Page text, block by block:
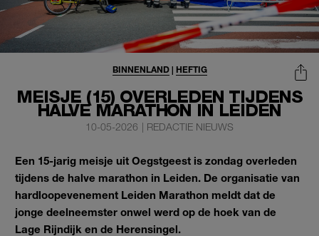
MEISJE (15) OVERLEDEN TIJDENS
HALVE MARATHON IN LEIDEN
BINNENLAND| HEFTIG
10-05-2026 | REDACTIE NIEUWS
Een 15-jarig meisje uit Oegstgeest is zondag overleden
tijdens de halve marathon in Leiden. De organisatie van
hardloopevenement Leiden Marathon meldt dat de
jonge deelneemster onwel werd op de hoek van de
Lage Rijndijk en de Herensingel.